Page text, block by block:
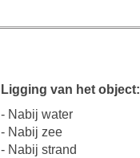
Ligging van het object:
- Nabij water
- Nabij zee
- Nabij strand